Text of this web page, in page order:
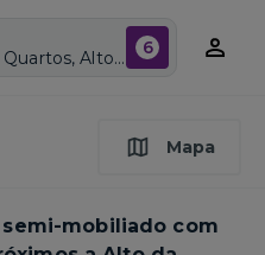
Individual ou Casal, 1+ Quartos, Alto da Lapa, Vagas de garagem: Sim, Semi mobiliado, Piscina 6
Mapa
mobiliado com